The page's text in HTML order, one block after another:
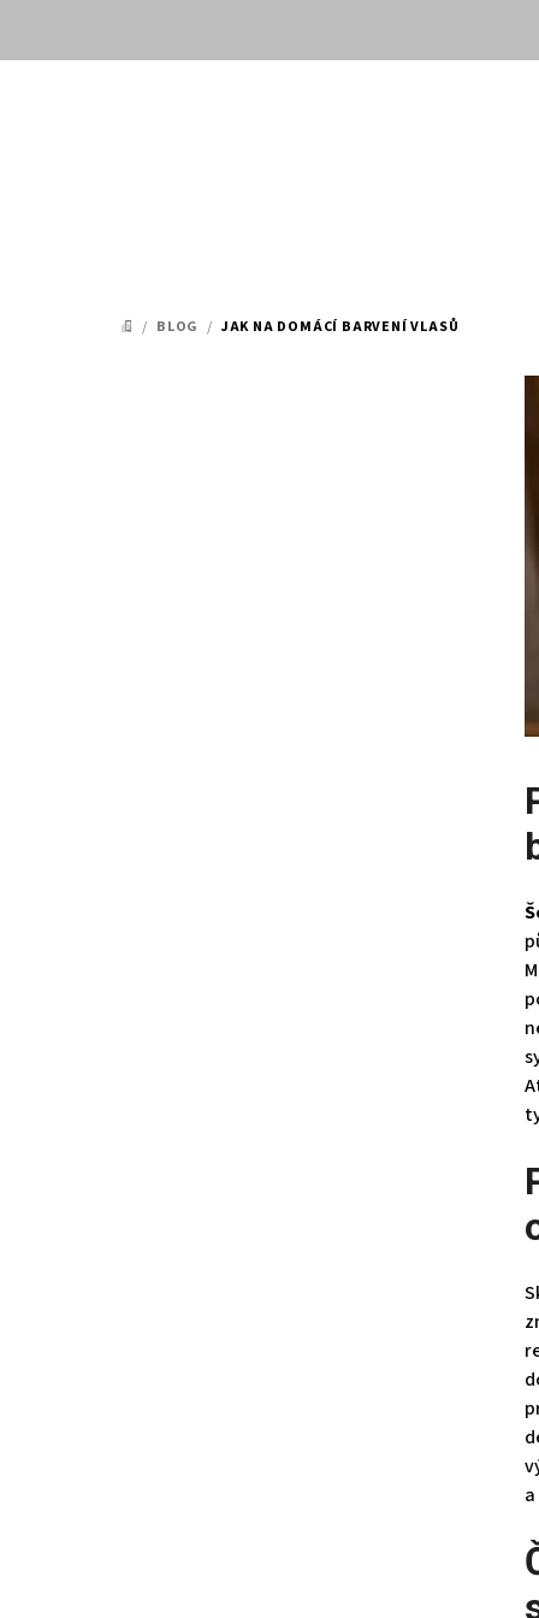
DOMŮ
/ BLOG / JAK NA DOMÁCÍ BARVENÍ VLASŮ